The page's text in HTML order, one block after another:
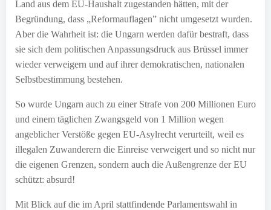
Land aus dem EU-Haushalt zugestanden hätten, mit der
Begründung, dass „Reformauflagen” nicht umgesetzt wurden.
Aber die Wahrheit ist: die Ungarn werden dafür bestraft, dass
sie sich dem politischen Anpassungsdruck aus Brüssel immer
wieder verweigern und auf ihrer demokratischen, nationalen
Selbstbestimmung bestehen.
So wurde Ungarn auch zu einer Strafe von 200 Millionen Euro
und einem täglichen Zwangsgeld von 1 Million wegen
angeblicher Verstöße gegen EU-Asylrecht verurteilt, weil es
illegalen Zuwanderern die Einreise verweigert und so nicht nur
die eigenen Grenzen, sondern auch die Außengrenze der EU
schützt: absurd!
Mit Blick auf die im April stattfindende Parlamentswahl in